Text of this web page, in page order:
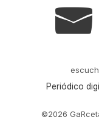
g
Periódico
©2026